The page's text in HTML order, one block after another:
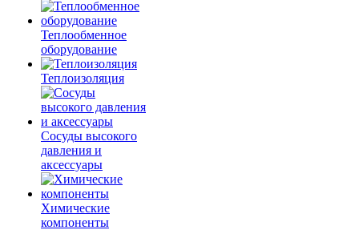
Теплообменное
оборудование
Теплоизоляция
Сосуды высокого
давления и
аксессуары
Химические
компоненты